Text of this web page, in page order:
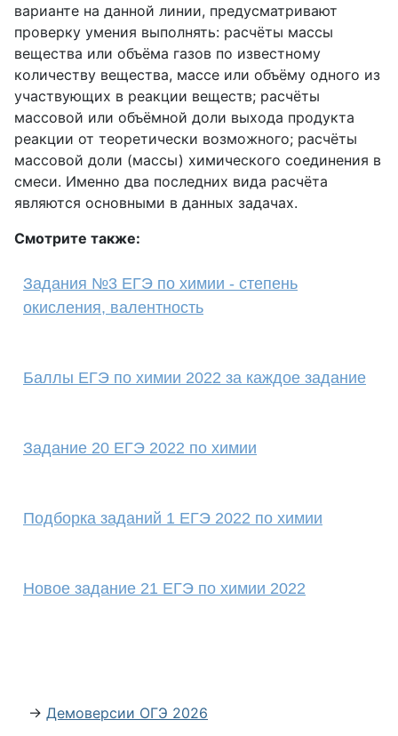
варианте на данной линии, предусматривают
проверку умения выполнять: расчёты массы
вещества или объёма газов по известному
количеству вещества, массе или объёму одного из
участвующих в реакции веществ; расчёты
массовой или объёмной доли выхода продукта
реакции от теоретически возможного; расчёты
массовой доли (массы) химического соединения в
смеси. Именно два последних вида расчёта
являются основными в данных задачах.
Смотрите также:
Задания №3 ЕГЭ по химии - степень
окисления, валентность
Баллы ЕГЭ по химии 2022 за каждое задание
Задание 20 ЕГЭ 2022 по химии
Подборка заданий 1 ЕГЭ 2022 по химии
Новое задание 21 ЕГЭ по химии 2022
→ Демоверсии ОГЭ 2026